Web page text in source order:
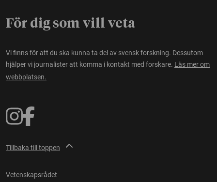
För dig som vill veta
Vi finns för att du ska kunna ta del av svensk forskning. Dessutom
hjälper vi journalister att komma i kontakt med forskare. Läs mer om
webbplatsen.
Tillbaka till toppen
Vetenskapsrådet